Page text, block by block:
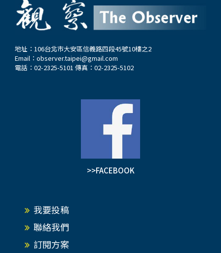
地址：106台北市大安區信義路四段45號10樓之2
Email： observer.taipei@gmail.com
電話：02-2325-5101 傳真：02-2325-5102
>>FACEBOOK
我要投稿
聯絡我們
訂閱方案